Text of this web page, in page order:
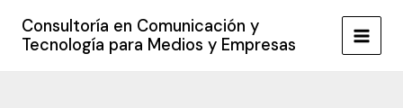
contenido
Consultoría en Comunicación y
Tecnología para Medios y Empresas
MAIN